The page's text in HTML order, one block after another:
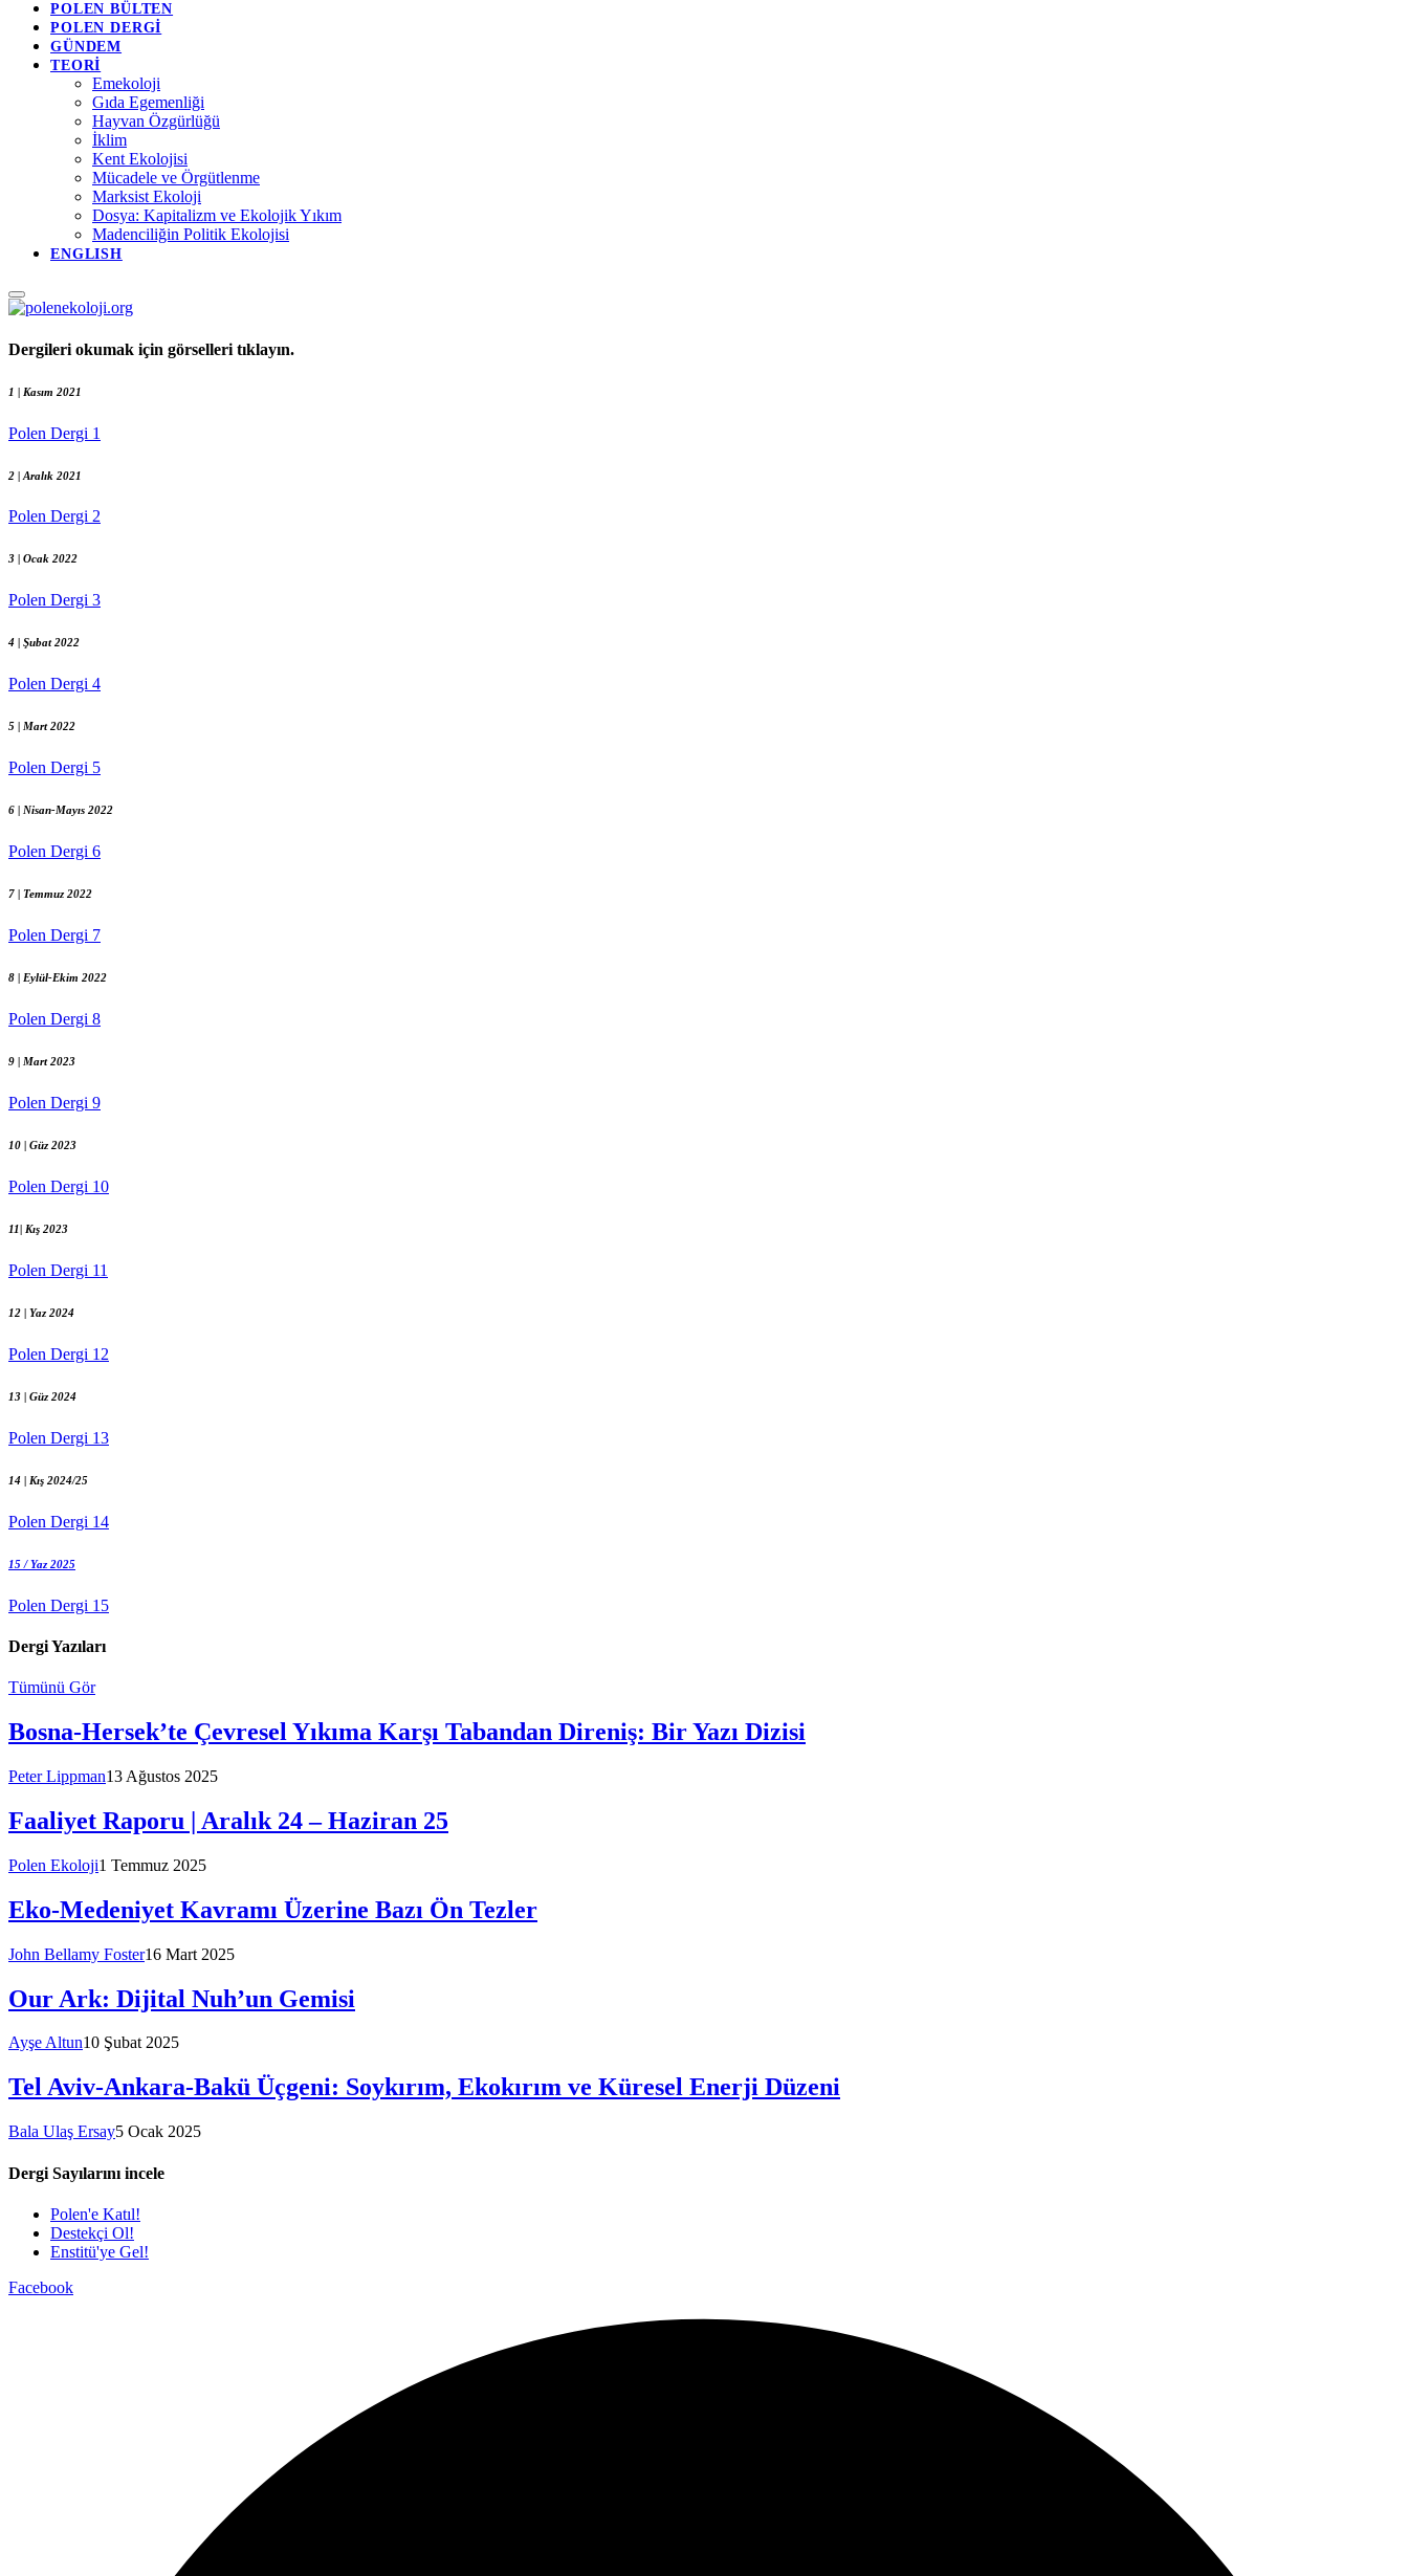
POLEN BÜLTEN
POLEN DERGİ
GÜNDEM
TEORİ
Emekoloji
Gıda Egemenliği
Hayvan Özgürlüğü
İklim
Kent Ekolojisi
Mücadele ve Örgütlenme
Marksist Ekoloji
Dosya: Kapitalizm ve Ekolojik Yıkım
Madenciliğin Politik Ekolojisi
ENGLISH
Dergileri okumak için görselleri tıklayın.
1 | Kasım 2021
Polen Dergi 1
2 | Aralık 2021
Polen Dergi 2
3 | Ocak 2022
Polen Dergi 3
4 | Şubat 2022
Polen Dergi 4
5 | Mart 2022
Polen Dergi 5
6 | Nisan-Mayıs 2022
Polen Dergi 6
7 | Temmuz 2022
Polen Dergi 7
8 | Eylül-Ekim 2022
Polen Dergi 8
9 | Mart 2023
Polen Dergi 9
10 | Güz 2023
Polen Dergi 10
11| Kış 2023
Polen Dergi 11
12 | Yaz 2024
Polen Dergi 12
13 | Güz 2024
Polen Dergi 13
14 | Kış 2024/25
Polen Dergi 14
15 / Yaz 2025
Polen Dergi 15
Dergi Yazıları​
Tümünü Gör
Bosna-Hersek’te Çevresel Yıkıma Karşı Tabandan Direniş: Bir Yazı Dizisi
Peter Lippman13 Ağustos 2025
Faaliyet Raporu | Aralık 24 – Haziran 25
Polen Ekoloji1 Temmuz 2025
Eko-Medeniyet Kavramı Üzerine Bazı Ön Tezler
John Bellamy Foster16 Mart 2025
Our Ark: Dijital Nuh’un Gemisi
Ayşe Altun10 Şubat 2025
Tel Aviv-Ankara-Bakü Üçgeni: Soykırım, Ekokırım ve Küresel Enerji Düzeni
Bala Ulaş Ersay5 Ocak 2025
Dergi Sayılarını incele
Polen'e Katıl!
Destekçi Ol!
Enstitü'ye Gel!
Facebook